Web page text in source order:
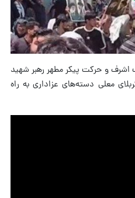
اشرف و حرکت پیکر مطهر رهبر شهید
معلی دسته‌های عزاداری به راه